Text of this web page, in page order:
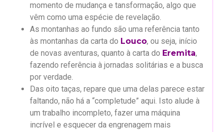
momento de mudança e tansformação, algo que
vêm como uma espécie de revelação.
As montanhas ao fundo são uma referência tanto
às montanhas da carta do Louco, ou seja, início
de novas aventuras, quanto à carta do Eremita,
fazendo referência à jornadas solitárias e a busca
por verdade.
Das oito taças, repare que uma delas parece estar
faltando, não há a “completude” aqui. Isto alude à
um trabalho incompleto, fazer uma máquina
incrível e esquecer da engrenagem mais